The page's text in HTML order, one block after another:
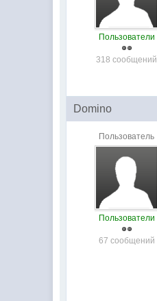
Пользователи
318 сообщений
Domino
Пользователь
Пользователи
67 сообщений